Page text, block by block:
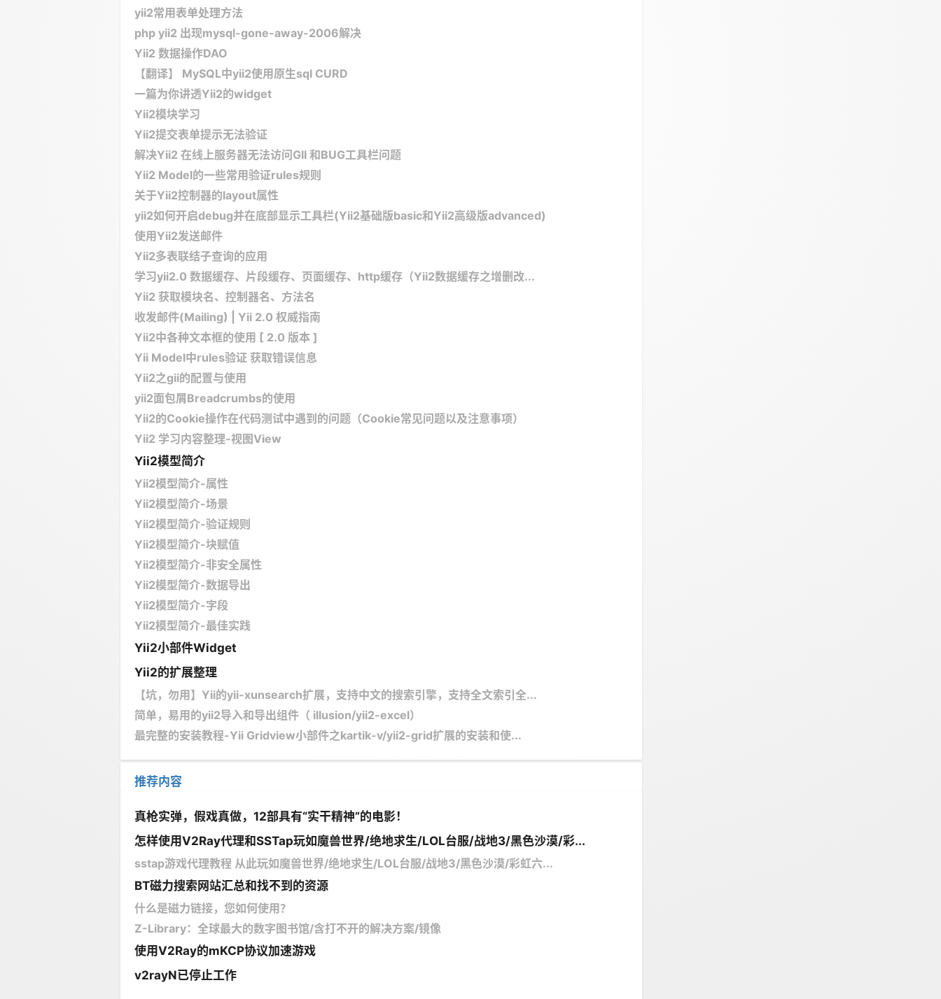
yii2常用表单处理方法
php yii2 出现mysql-gone-away-2006解决
Yii2 数据操作DAO
【翻译】 MySQL中yii2使用原生sql CURD
一篇为你讲透Yii2的widget
Yii2模块学习
Yii2提交表单提示无法验证
解决Yii2 在线上服务器无法访问GII 和BUG工具栏问题
Yii2 Model的一些常用验证rules规则
关于Yii2控制器的layout属性
yii2如何开启debug并在底部显示工具栏(Yii2基础版basic和Yii2高级版advanced)
使用Yii2发送邮件
Yii2多表联结子查询的应用
学习yii2.0 数据缓存、片段缓存、页面缓存、http缓存（Yii2数据缓存之增删改...
Yii2 获取模块名、控制器名、方法名
收发邮件(Mailing) | Yii 2.0 权威指南
Yii2中各种文本框的使用 [ 2.0 版本 ]
Yii Model中rules验证 获取错误信息
Yii2之gii的配置与使用
yii2面包屑Breadcrumbs的使用
Yii2的Cookie操作在代码测试中遇到的问题（Cookie常见问题以及注意事项）
Yii2 学习内容整理-视图View
Yii2模型简介
Yii2模型简介-属性
Yii2模型简介-场景
Yii2模型简介-验证规则
Yii2模型简介-块赋值
Yii2模型简介-非安全属性
Yii2模型简介-数据导出
Yii2模型简介-字段
Yii2模型简介-最佳实践
Yii2小部件Widget
Yii2的扩展整理
【坑，勿用】Yii的yii-xunsearch扩展，支持中文的搜索引擎，支持全文索引全...
简单，易用的yii2导入和导出组件（ illusion/yii2-excel）
最完整的安装教程-Yii Gridview小部件之kartik-v/yii2-grid扩展的安装和使...
推荐内容
真枪实弹，假戏真做，12部具有“实干精神”的电影！
怎样使用V2Ray代理和SSTap玩如魔兽世界/绝地求生/LOL台服/战地3/黑色沙漠/彩...
sstap游戏代理教程 从此玩如魔兽世界/绝地求生/LOL台服/战地3/黑色沙漠/彩虹六...
BT磁力搜索网站汇总和找不到的资源
什么是磁力链接，您如何使用？
Z-Library：全球最大的数字图书馆/含打不开的解决方案/镜像
使用V2Ray的mKCP协议加速游戏
v2rayN已停止工作